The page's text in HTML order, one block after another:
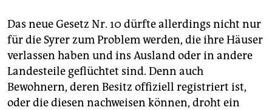
Das neue Gesetz Nr. 10 dürfte allerdings nicht nur
für die Syrer zum Pro­blem werden, die ihre Häuser
verlassen haben und ins Ausland oder in andere
Landesteile geflüchtet sind. Denn auch
Bewohnern, deren Besitz offiziell registriert ist,
oder die diesen nachweisen können, droht ein